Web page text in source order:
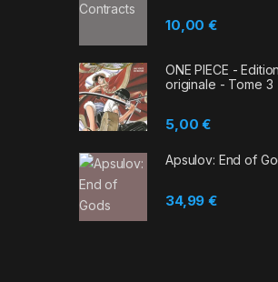
10,00€
ONE PIECE - Edition
originale - Tome 3
5,00€
Apsulov: End of
34,99€